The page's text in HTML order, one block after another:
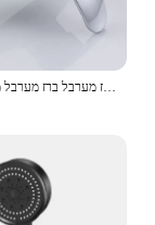
קיר גימור כרום מלוטשת קיר רכוב אמבטיה מקלחת ברז מערבל ברז מערבל מים חמים וקרים